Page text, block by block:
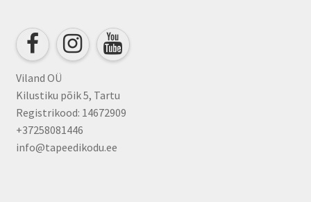
Viland OÜ
Kilustiku põik 5, Tartu
Registrikood: 14672909
+37258081446
info@tapeedikodu.ee